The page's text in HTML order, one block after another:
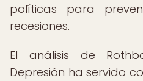
políticas para
recesiones.
El análisis de
Depresión ha servido